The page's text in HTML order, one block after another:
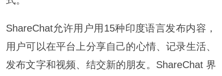
ShareChat允许用户用15种印度语言发布内容，
用户可以在平台上分享自己的心情、记录生活、
发布文字和视频、结交新的朋友。ShareChat 界